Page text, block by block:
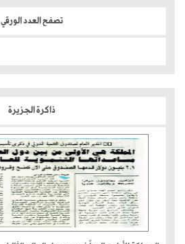
تصفح العدد الورقي
ذاكرة الجزيرة